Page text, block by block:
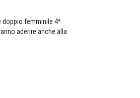
doppio femminile 4^
aderire anche alla